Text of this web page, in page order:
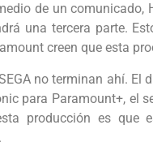
de un
una tercera parte.
creen que esta
no terminan ahí.
para Paramount+, el
producción es que